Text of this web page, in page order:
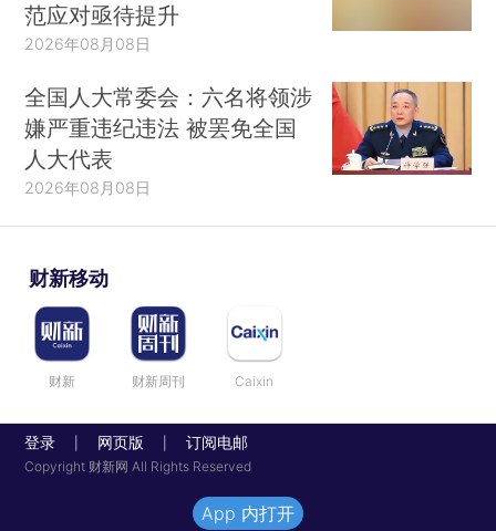
范应对亟待提升
2026年08月08日
全国人大常委会：六名将领涉
嫌严重违纪违法 被罢免全国
人大代表
2026年08月08日
财新移动
财新 财新周刊 Caixin
登录 网页版 订阅电邮
Copyright 财新网 All Rights Reserved
App 内打开